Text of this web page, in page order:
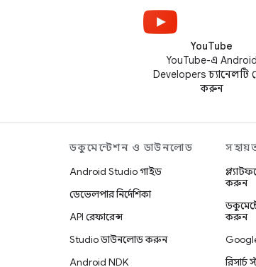
YouTube
YouTube-এ Android
Developers চ্যানেলটি
করুন
ডকুমেন্টেশন ও ডাউনলোড
Android Studio গাইড
ডেভেলপার নির্দেশিকা
API রেফারেন্স
Studio ডাউনলোড করুন
Android NDK
করুন
করুন
রিসার্চ